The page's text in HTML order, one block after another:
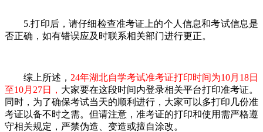
5.打印后，请仔细检查准考证上的个人信息和考试信息是
否正确，如有错误应及时联系相关部门进行更正。
综上所述， 24年湖北自学考试准考证打印时间为10月18日
至10月27日， 大家要在这段时间内登录相关平台打印准考证。
同时，为了确保考试当天的顺利进行，大家可以多打印几份准
考证以备不时之需。但请注意，准考证的打印和使用需严格遵
守相关规定，严禁伪造、变造或擅自涂改。